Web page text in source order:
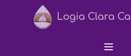
Logia Clara